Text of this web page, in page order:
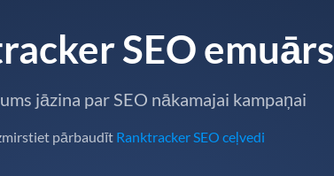
SEO emuārs
jāzina par SEO nākamajai kampaņai
pārbaudīt Ranktracker SEO ceļvedi